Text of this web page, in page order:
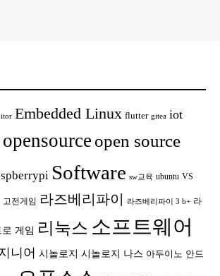
Embedded Linux flutter gitea iot
opensource open source
Software sw교육 ubuntu VS
고전게임 라즈베리파이 라즈베리파이 3 b+ 라
게임 리눅스 소프트웨어
니어 시놀로지 시놀로지 나스 아두이노 안드